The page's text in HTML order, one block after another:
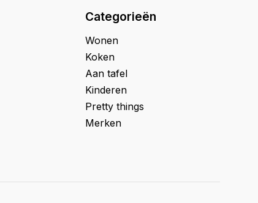
Categorieën
Wonen
Koken
Aan tafel
Kinderen
Pretty things
Merken